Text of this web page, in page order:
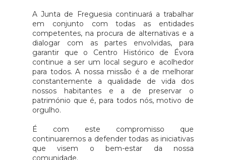
A Junta de Freguesia continuará a trabalhar
em conjunto com todas as entidades
competentes, na procura de alternativas e a
dialogar com as partes envolvidas, para
garantir que o Centro Histórico de Évora
continue a ser um local seguro e acolhedor
para todos. A nossa missão é a de melhorar
constantemente a qualidade de vida dos
nossos habitantes e a de preservar o
património que é, para todos nós, motivo de
orgulho.
É com este compromisso que
continuaremos a defender todas as iniciativas
que visem o bem-estar da nossa
comunidade.